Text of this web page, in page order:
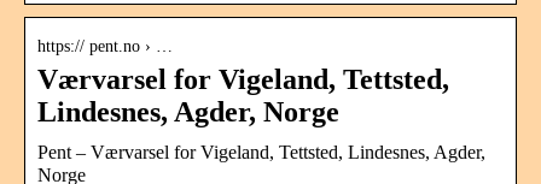
https:// pent.no › …
Værvarsel for Vigeland, Tettsted,
Lindesnes, Agder, Norge
Pent – Værvarsel for Vigeland, Tettsted, Lindesnes, Agder,
Norge